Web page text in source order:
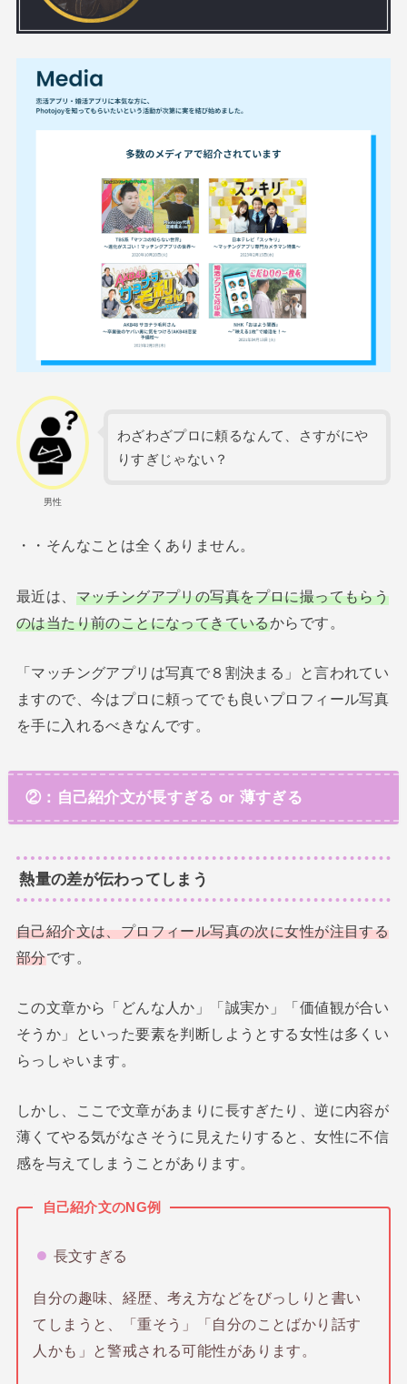
男性
わざわざプロに頼るなんて、さすがにや
りすぎじゃない？
・・そんなことは全くありません。
最近は、 マッチングアプリの写真をプロに撮ってもらう
のは当たり前のことになってきているからです。
「マッチングアプリは写真で８割決まる」と言われてい
ますので、今はプロに頼ってでも良いプロフィール写真
を手に入れるべきなんです。
②：自己紹介文が長すぎる or 薄すぎる
熱量の差が伝わってしまう
自己紹介文は、プロフィール写真の次に女性が注目する
部分です。
この文章から「どんな人か」「誠実か」「価値観が合い
そうか」といった要素を判断しようとする女性は多くい
らっしゃいます。
しかし、ここで文章があまりに長すぎたり、逆に内容が
薄くてやる気がなさそうに見えたりすると、女性に不信
感を与えてしまうことがあります。
自己紹介文のNG例
長文すぎる
自分の趣味、経歴、考え方などをびっしりと書い
てしまうと、「重そう」「自分のことばかり話す
人かも」と警戒される可能性があります。